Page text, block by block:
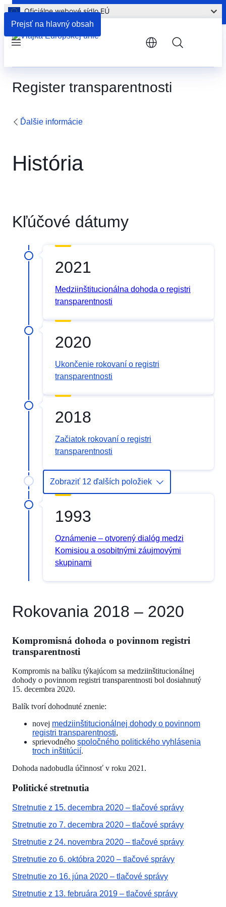
Prejsť na hlavný obsah
Oficiálne webové sídlo EÚ
Register transparentnosti
Ďalšie informácie
História
Predchádzajúce verzie medziinštitucionálnych dohôd
Kľúčové dátumy
2021
Medziinštitucionálna dohoda o registri
transparentnosti
2020
Ukončenie rokovaní o registri
transparentnosti
2018
Začiatok rokovaní o registri
transparentnosti
Zobraziť 12 ďalších položiek
1993
Oznámenie – otvorený dialóg medzi
Komisiou a osobitnými záujmovými
skupinami
Rokovania 2018 – 2020
Kompromisná dohoda o povinnom registri
transparentnosti
Kompromis na balíku týkajúcom sa medziinštitucionálnej
dohody o povinnom registri transparentnosti bol dosiahnutý
15. decembra 2020.
Balík tvorí dohodnuté znenie:
novej medziinštitucionálnej dohody o povinnom
registri transparentnosti,
sprievodného spoločného politického vyhlásenia
troch inštitúcií.
Dohoda nadobudla účinnosť v roku 2021.
Politické stretnutia
Stretnutie z 15. decembra 2020 – tlačové správy
Stretnutie zo 7. decembra 2020 – tlačové správy
Stretnutie z 24. novembra 2020 – tlačové správy
Stretnutie zo 6. októbra 2020 – tlačové správy
Stretnutie zo 16. júna 2020 – tlačové správy
Stretnutie z 13. februára 2019 – tlačové správy